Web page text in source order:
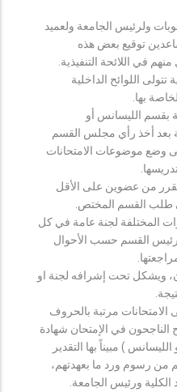
ولرئيس الجامعة ولعميد
توقيع بعض هذه
في اللائحة التنفيذية.
تتولى اللوائح الداخلية
بها.
بقسم الليسانس أو
بعد أخذ رأي مجلس القسم
وضع موضوعات الامتحانات
من عضوين على الأقل
طلب القسم المختص.
المختلفة لجنة عامة في كل
رئيس القسم حسب الأحوال
ويشكل تحت إشرافه لجنة او
الامتحانات مرتبة بالحروف
الناجحون في الإمتحان شهادة
) مبيناً بها التقدير
من رسوم ورد ما بعهدتهم،
ورئيس الجامعة.